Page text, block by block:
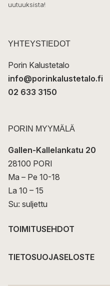
k
t
uutuuksista!
YHTEYSTIEDOT
Porin Kalustetalo
info@porinkalustetalo.fi
02 633 3150
PORIN MYYMÄLÄ
Gallen-Kallelankatu 20
28100 PORI
Ma – Pe 10-18
La 10 – 15
Su: suljettu
TOIMITUSEHDOT
TIETOSUOJASELOSTE